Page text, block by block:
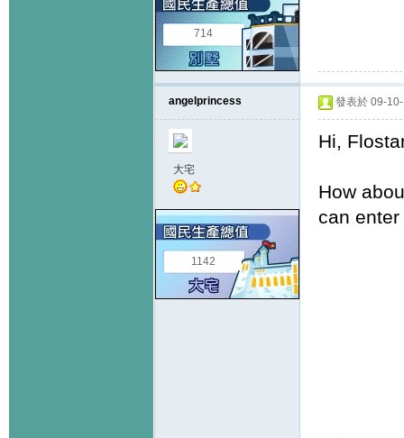
714
angelprincess
大宅
1142
發表於 09-
Hi,
How
can